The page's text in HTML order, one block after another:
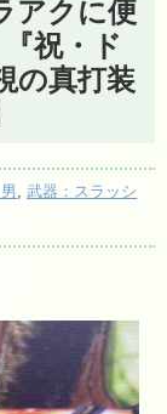
アクに便
祝・ド
の真打装
,武器：スラッシ